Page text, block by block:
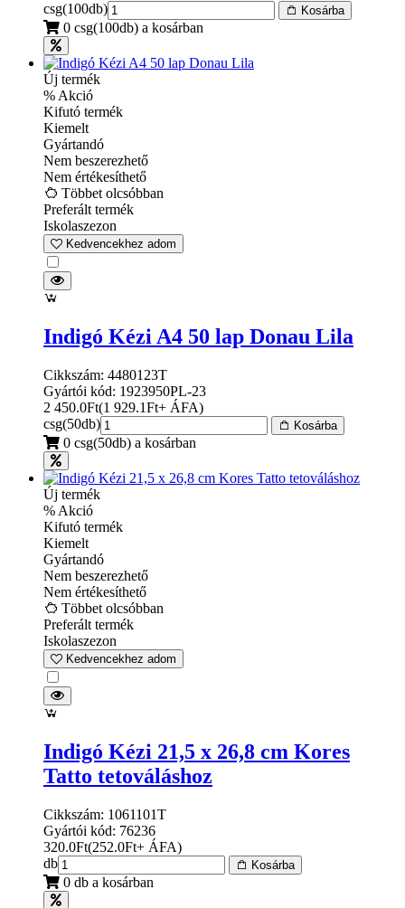
csg(100db)
Kosárba
0 csg(100db) a kosárban
Új termék
% Akció
Kifutó termék
Kiemelt
Gyártandó
Nem beszerezhető
Nem értékesíthető
Többet olcsóbban
Preferált termék
Iskolaszezon
Kedvencekhez adom
Indigó Kézi A4 50 lap Donau Lila
Cikkszám: 4480123T
Gyártói kód: 1923950PL-23
2 450.0Ft(1 929.1Ft+ ÁFA)
csg(50db)
Kosárba
0 csg(50db) a kosárban
Új termék
% Akció
Kifutó termék
Kiemelt
Gyártandó
Nem beszerezhető
Nem értékesíthető
Többet olcsóbban
Preferált termék
Iskolaszezon
Kedvencekhez adom
Indigó Kézi 21,5 x 26,8 cm Kores
Tatto tetováláshoz
Cikkszám: 1061101T
Gyártói kód: 76236
320.0Ft(252.0Ft+ ÁFA)
db
Kosárba
0 db a kosárban